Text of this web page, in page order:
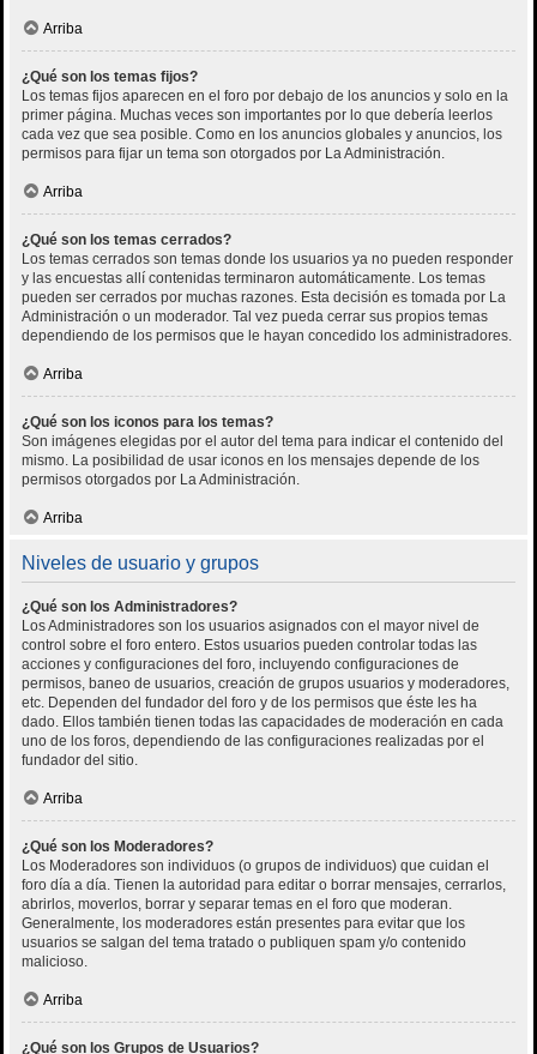
Arriba
¿Qué son los temas fijos?
Los temas fijos aparecen en el foro por debajo de los anuncios y solo en la
primer página. Muchas veces son importantes por lo que debería leerlos
cada vez que sea posible. Como en los anuncios globales y anuncios, los
permisos para fijar un tema son otorgados por La Administración.
Arriba
¿Qué son los temas cerrados?
Los temas cerrados son temas donde los usuarios ya no pueden responder
y las encuestas allí contenidas terminaron automáticamente. Los temas
pueden ser cerrados por muchas razones. Esta decisión es tomada por La
Administración o un moderador. Tal vez pueda cerrar sus propios temas
dependiendo de los permisos que le hayan concedido los administradores.
Arriba
¿Qué son los iconos para los temas?
Son imágenes elegidas por el autor del tema para indicar el contenido del
mismo. La posibilidad de usar iconos en los mensajes depende de los
permisos otorgados por La Administración.
Arriba
Niveles de usuario y grupos
¿Qué son los Administradores?
Los Administradores son los usuarios asignados con el mayor nivel de
control sobre el foro entero. Estos usuarios pueden controlar todas las
acciones y configuraciones del foro, incluyendo configuraciones de
permisos, baneo de usuarios, creación de grupos usuarios y moderadores,
etc. Dependen del fundador del foro y de los permisos que éste les ha
dado. Ellos también tienen todas las capacidades de moderación en cada
uno de los foros, dependiendo de las configuraciones realizadas por el
fundador del sitio.
Arriba
¿Qué son los Moderadores?
Los Moderadores son individuos (o grupos de individuos) que cuidan el
foro día a día. Tienen la autoridad para editar o borrar mensajes, cerrarlos,
abrirlos, moverlos, borrar y separar temas en el foro que moderan.
Generalmente, los moderadores están presentes para evitar que los
usuarios se salgan del tema tratado o publiquen spam y/o contenido
malicioso.
Arriba
¿Qué son los Grupos de Usuarios?